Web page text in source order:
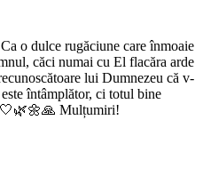
o dulce rugăciune care înmoaie
căci numai cu El flacăra arde
lui Dumnezeu că v-
întâmplător, ci totul bine
🤍🌿🌼🙏 Mulțumiri!